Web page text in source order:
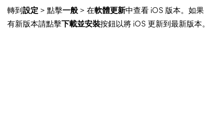
轉到 設定 > 點擊一般 > 在軟體更新中查看 iOS 版本。如果
有新版本請點擊 下載並安裝按鈕以將 iOS 更新到最新版本。